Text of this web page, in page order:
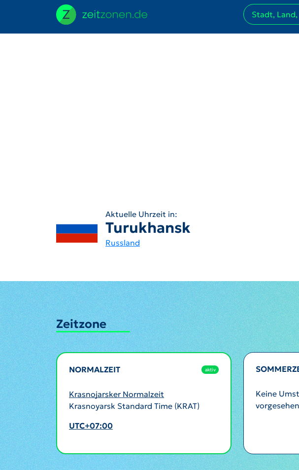
Aktuelle Uhrzeit in:
Turukhansk
Russland
Zeitzone
NORMALZEIT aktiv
Krasnojarsker Normalzeit
Krasnoyarsk Standard Time (KRAT)
UTC+07:00
Keine
vorgesehen